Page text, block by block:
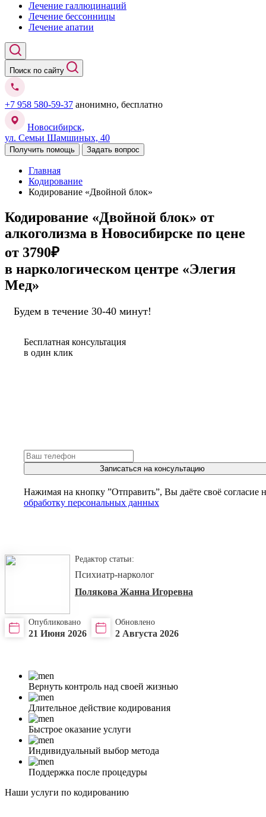
Лечение галлюцинаций
Лечение бессонницы
Лечение апатии
Поиск по сайту
+7 958 580-59-37 анонимно, бесплатно
Новосибирск,
ул. Семьи Шамшиных, 40
Получить помощь Задать вопрос
Главная
Кодирование
Кодирование «Двойной блок»
Кодирование «Двойной блок» от
алкоголизма в Новосибирске по цене
от 3790₽
в наркологическом центре «Элегия
Мед»
Будем в течение 30-40 минут!
Бесплатная консультация
в один клик
Записаться на консультацию
Нажимая на кнопку ”Отправить”, Вы даёте своё согласие
обработку персональных данных
Редактор статьи:
Психиатр-нарколог
Полякова Жанна Игоревна
Опубликовано
21 Июня 2026
Обновлено
2 Августа 2026
Вернуть контроль над своей жизнью
Длительное действие кодирования
Быстрое оказание услуги
Индивидуальный выбор метода
Поддержка после процедуры
Наши услуги по кодированию